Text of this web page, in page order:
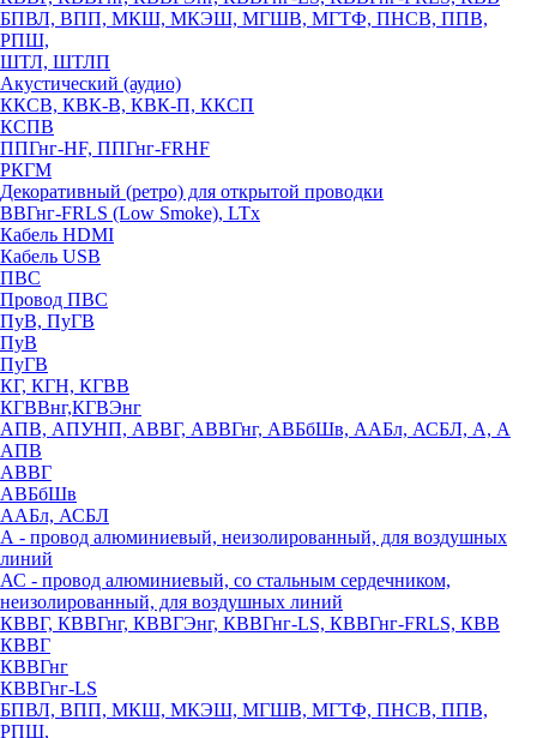
БПВЛ, ВПП, МКШ, МКЭШ, МГШВ, МГТФ, ПНСВ, ППВ,
РПШ,
ШТЛ, ШТЛП
Акустический (аудио)
ККСВ, КВК-В, КВК-П, ККСП
КСПВ
ППГнг-HF, ППГнг-FRHF
РКГМ
Декоративный (ретро) для открытой проводки
ВВГнг-FRLS (Low Smoke), LTx
Кабель HDMI
Кабель USB
ПВС
Провод ПВС
ПуВ, ПуГВ
ПуВ
ПуГВ
КГ, КГН, КГВВ
КГВВнг,КГВЭнг
АПВ, АПУНП, АВВГ, АВВГнг, АВБбШв, ААБл, АСБЛ, А, А
АПВ
АВВГ
АВБбШв
ААБл, АСБЛ
А - провод алюминиевый, неизолированный, для воздушных
линий
АС - провод алюминиевый, со стальным сердечником,
неизолированный, для воздушных линий
КВВГ, КВВГнг, КВВГЭнг, КВВГнг-LS, КВВГнг-FRLS, КВВ
КВВГ
КВВГнг
КВВГнг-LS
БПВЛ, ВПП, МКШ, МКЭШ, МГШВ, МГТФ, ПНСВ, ППВ,
РПШ,